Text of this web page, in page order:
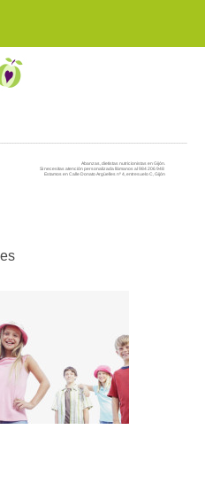
Abanzas, dietistas nutricionistas en Gijón.
Si necesitas atención personalizada llámanos al 984 206 948
Estamos en Calle Donato Argüelles nº 4, entresuelo C, Gijón